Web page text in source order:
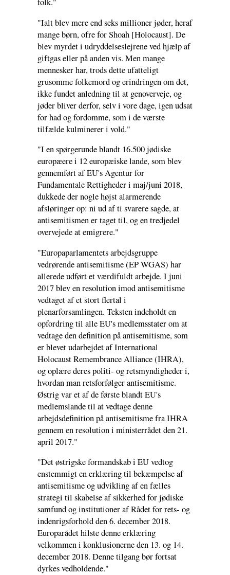
"Ialt blev mere end seks millioner jøder, heraf
mange børn, ofre for Shoah [Holocaust]. De
blev myrdet i udryddelseslejrene ved hjælp af
giftgas eller på anden vis. Men mange
mennesker har, trods dette ufatteligt
grusomme folkemord og erindringen om det,
ikke fundet anledning til at genoverveje, og
jøder bliver derfor, selv i vore dage, igen udsat
for had og fordomme, som i de værste
tilfælde kulminerer i vold."
"I en spørgerunde blandt 16.500 jødiske
europæere i 12 europæiske lande, som blev
gennemført af EU's Agentur for
Fundamentale Rettigheder i maj/juni 2018,
dukkede der nogle højst alarmerende
afsløringer op: ni ud af ti svarere sagde, at
antisemitismen er taget til, og en tredjedel
overvejede at emigrere."
"Europaparlamentets arbejdsgruppe
vedrørende antisemitisme (EP WGAS) har
allerede udført et værdifuldt arbejde. I juni
2017 blev en resolution imod antisemitisme
vedtaget af et stort flertal i
plenarforsamlingen. Teksten indeholdt en
opfordring til alle EU's medlemsstater om at
vedtage den definition på antisemitisme, som
er blevet udarbejdet af International
Holocaust Remembrance Alliance (IHRA),
og oplære deres politi- og retsmyndigheder i,
hvordan man retsforfølger antisemitisme.
Østrig var et af de første blandt EU's
medlemslande til at vedtage denne
arbejdsdefinition på antisemitisme fra IHRA
gennem en resolution i ministerrådet den 21.
april 2017."
"Det østrigske formandskab i EU vedtog
enstemmigt en erklæring til bekæmpelse af
antisemitisme og udvikling af en fælles
strategi til skabelse af sikkerhed for jødiske
samfund og institutioner af Rådet for rets- og
indenrigsforhold den 6. december 2018.
Europarådet hilste denne erklæring
velkommen i konklusionerne den 13. og 14.
december 2018. Denne tilgang bør fortsat
dyrkes vedholdende."